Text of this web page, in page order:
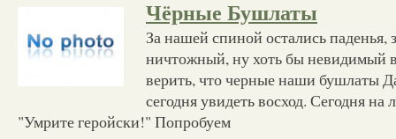
Чёрные Бушлаты
За нашей спиной остались паденья,
ничтожный, ну хоть бы невидимый
верить, что черные наши бушлаты
сегодня увидеть восход. Сегодня на
"Умрите геройски!" Попробуем